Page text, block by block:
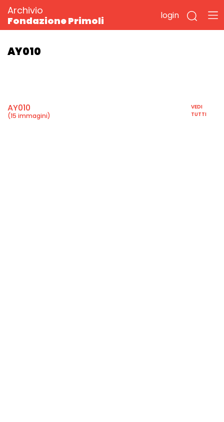
Archivio
Fondazione Primoli
login
AY010
AY010
(15 immagini)
VEDI
TUTTI